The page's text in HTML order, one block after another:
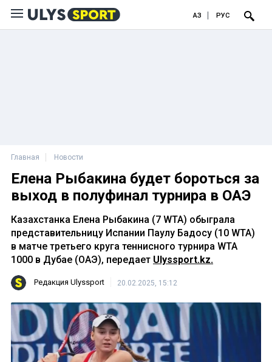
ҚАЗ РУС
Главная Новости
Елена Рыбакина будет бороться за
выход в полуфинал турнира в ОАЭ
Казахстанка Елена Рыбакина (7 WTA) обыграла
представительницу Испании Паулу Бадосу (10 WTA)
в матче третьего круга теннисного турнира WTA
1000 в Дубае (ОАЭ), передает Ulyssport.kz.
Редакция Ulyssport 20.02.2025, 15:12